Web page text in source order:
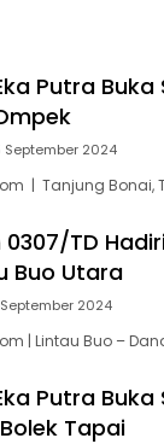
Putra Buka
September 2024
| Tanjung Bonai,
TD
Buo Utara
2024
| Lintau Buo –
Putra
Tapai